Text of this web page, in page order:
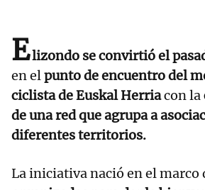
Elizondo se convirtió el
en elpunto de encuentro del
ciclista de Euskal Herriacon la
de una red que agrupa a
diferentes territorios.
La iniciativa nació en el marco